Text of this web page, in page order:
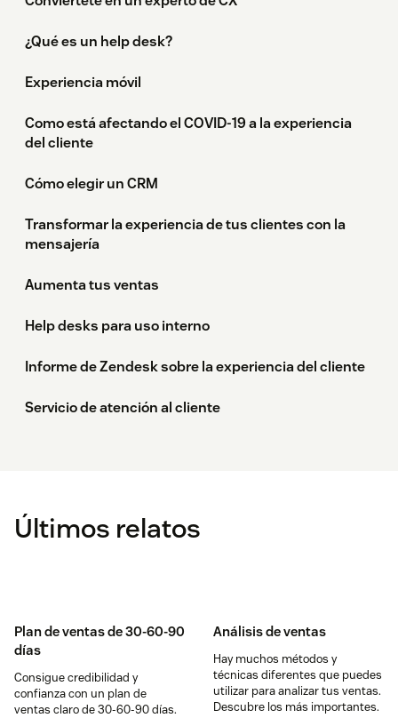
¿Qué es un help desk?
Experiencia móvil
Como está afectando el COVID-19 a la experiencia
del cliente
Cómo elegir un CRM
Transformar la experiencia de tus clientes con la
mensajería
Aumenta tus ventas
Help desks para uso interno
Informe de Zendesk sobre la experiencia del cliente
Servicio de atención al cliente
Últimos relatos
Plan de ventas de 30-60-90
días
Consigue credibilidad y
confianza con un plan de
ventas claro de 30-60-90 días.
Análisis de ventas
Hay muchos métodos y
técnicas diferentes que puedes
utilizar para analizar tus ventas.
Descubre los más importantes.